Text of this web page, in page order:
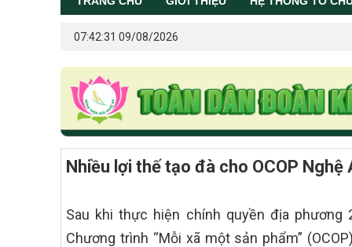
07:42:31 09/08/2026
Nhiều lợi thế tạo đà cho OCOP Nghệ
Sau khi thực hiện chính quyền địa
Chương trình “Mỗi xã một sản phẩm”